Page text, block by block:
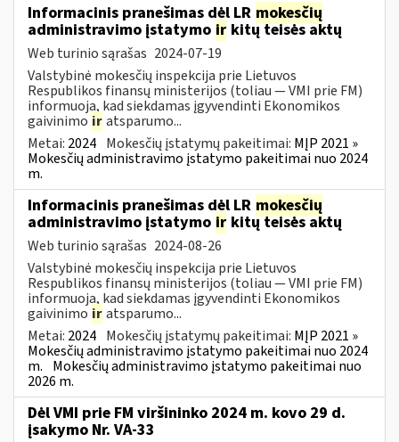
Informacinis pranešimas dėl LR mokesčių
administravimo įstatymo ir kitų teisės aktų
Web turinio sąrašas 2024-07-19
Valstybinė mokesčių inspekcija prie Lietuvos
Respublikos finansų ministerijos (toliau — VMI prie FM)
informuoja, kad siekdamas įgyvendinti Ekonomikos
gaivinimo iratsparumo...
Metai: 2024 Mokesčių įstatymų pakeitimai: MĮP 2021 »
Mokesčių administravimo įstatymo pakeitimai nuo 2024
m.
Informacinis pranešimas dėl LR mokesčių
administravimo įstatymo ir kitų teisės aktų
Web turinio sąrašas 2024-08-26
Valstybinė mokesčių inspekcija prie Lietuvos
Respublikos finansų ministerijos (toliau — VMI prie FM)
informuoja, kad siekdamas įgyvendinti Ekonomikos
gaivinimo iratsparumo...
Metai: 2024 Mokesčių įstatymų pakeitimai: MĮP 2021 »
Mokesčių administravimo įstatymo pakeitimai nuo 2024
m. Mokesčių administravimo įstatymo pakeitimai nuo
2026 m.
Dėl VMI prie FM viršininko 2024 m. kovo 29 d.
įsakymo Nr. VA-33